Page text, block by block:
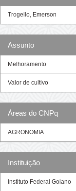
Trogello, Emerson
Assunto
Melhoramento
Valor de cultivo
Áreas do CNPq
AGRONOMIA
Instituição
Instituto Federal Goiano